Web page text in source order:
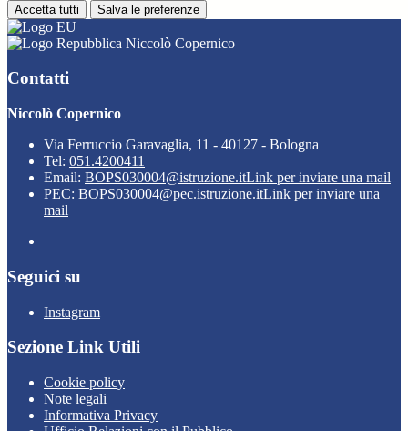
Accetta tutti Salva le preferenze
Niccolò Copernico
Contatti
Niccolò Copernico
Via Ferruccio Garavaglia, 11 - 40127 - Bologna
Tel: 051.4200411
Email: BOPS030004@istruzione.itLink per inviare una mail
PEC: BOPS030004@pec.istruzione.itLink per inviare una
mail
Seguici su
Instagram
Sezione Link Utili
Cookie policy
Note legali
Informativa Privacy